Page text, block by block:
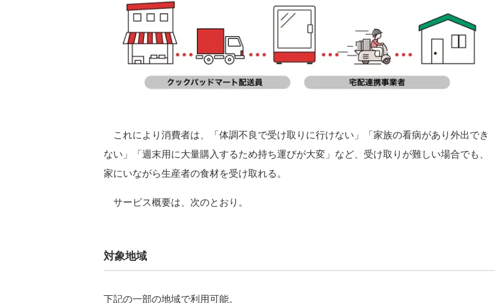
これにより消費者は、「体調不良で受け取りに行けない」「家族の看病があり外出でき
ない」「週末⽤に⼤量購⼊するため持ち運びが⼤変」など、受け取りが難しい場合でも、
家にいながら⽣産者の⾷材を受け取れる。
サービス概要は、次のとおり。
対象地域
下記の⼀部の地域で利⽤可能。